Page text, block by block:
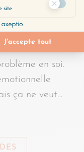
en soi.
ça ne veut…